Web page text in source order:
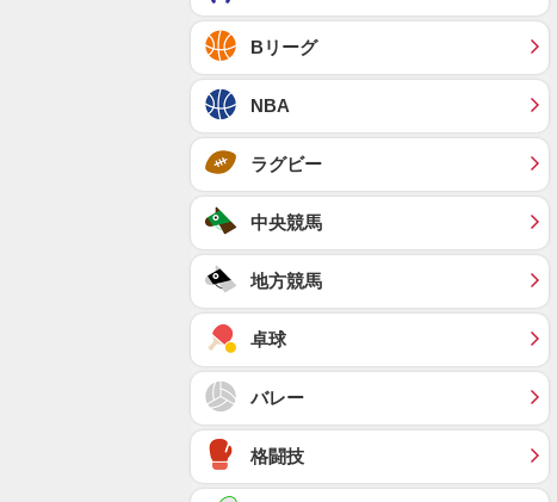
Bリーグ
NBA
ラグビー
中央競馬
地方競馬
卓球
バレー
格闘技